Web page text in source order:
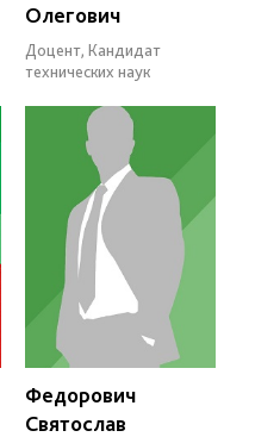
Олегович
Доцент, Кандидат
технических наук
Федорович
Святослав